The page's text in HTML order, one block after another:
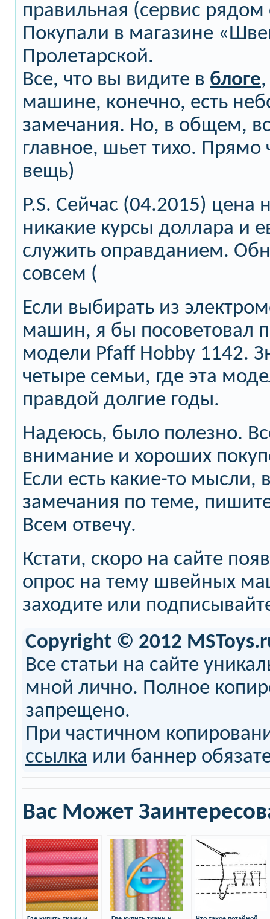
правильная (сервис
Покупали в магазине
Пролетарской.
Все, что вы видите в блоге
машине, конечно, есть
замечания. Но, в общем,
главное, шьет тихо. Прямо
вещь)
P.S. Сейчас (04.2015) цена
никакие курсы доллара и
служить оправданием.
совсем (
Если выбирать из
машин, я бы посоветовал
модели Pfaff Hobby 1142.
четыре семьи, где эта
правдой долгие годы.
Надеюсь, было полезно.
внимание и хороших
Если есть какие-то мысли,
замечания по теме,
Всем отвечу.
Кстати, скоро на сайте
опрос на тему швейных
заходите или
Copyright © 2012
Все статьи на сайте
мной лично. Полное
запрещено.
При частичном
ссылка или баннер
Вас Может